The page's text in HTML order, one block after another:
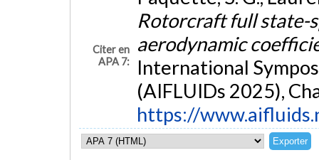
Citer en
APA 7:
Rotorcraft full state-
aerodynamic
International
(AIFLUIDs 2025),
https://